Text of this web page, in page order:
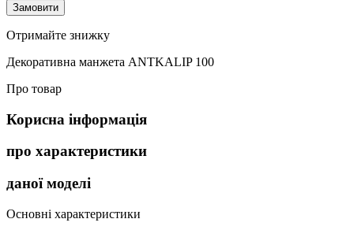
Замовити
Отримайте знижку
Декоративна манжета ANTKALIP 100
Про товар
Корисна інформація
про характеристики
даної моделі
Основні характеристики